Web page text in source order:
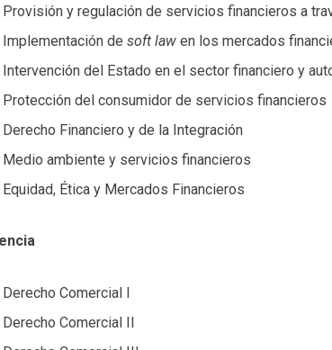
Provisión y regulación de servicios financieros a
Implementación desoft law en los mercados
Intervención del Estado en el sector financiero y
Protección del consumidor de servicios financieros
Derecho Financiero y de la Integración
Medio ambiente y servicios financieros
Equidad, Ética y Mercados Financieros
Derecho Comercial I
Derecho Comercial II